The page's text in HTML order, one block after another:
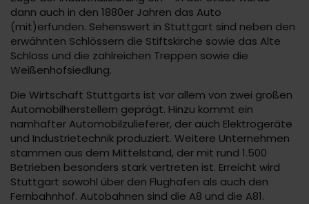
dann auch in den 1880er Jahren das Auto
(mit)erfunden. Sehenswert in Stuttgart sind neben den
erwähnten Schlössern die Stiftskirche sowie das Alte
Schloss und die zahlreichen Treppen sowie die
Weißenhofsiedlung.
Die Wirtschaft Stuttgarts ist vor allem von zwei großen
Automobilherstellern geprägt. Hinzu kommt ein
namhafter Automobilzulieferer, der auch Elektrogeräte
und Industrietechnik produziert. Weitere Unternehmen
stammen aus dem Mittelstand, der mit rund 1.500
Betrieben besonders stark vertreten ist. Erreicht wird
Stuttgart sowohl über den Flughafen als auch den
Fernbahnhof. Autobahnen sind die A8 und die A81.